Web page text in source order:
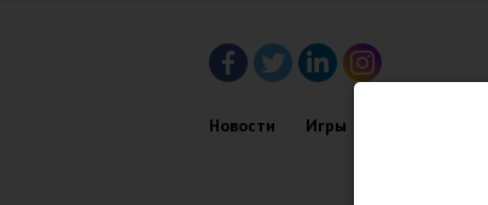
Новости Игры